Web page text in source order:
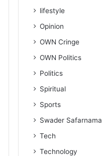
lifestyle
Opinion
OWN Cringe
OWN Politics
Politics
Spiritual
Sports
Swader Safarnama
Tech
Technology